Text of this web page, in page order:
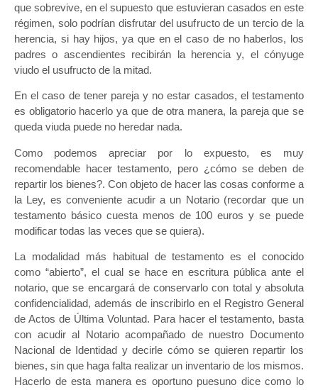
que sobrevive, en el supuesto que estuvieran casados en este
régimen, solo podrían disfrutar del usufructo de un tercio de la
herencia, si hay hijos, ya que en el caso de no haberlos, los
padres o ascendientes recibirán la herencia y, el cónyuge
viudo el usufructo de la mitad.
En el caso de tener pareja y no estar casados, el testamento
es obligatorio hacerlo ya que de otra manera, la pareja que se
queda viuda puede no heredar nada.
Como podemos apreciar por lo expuesto, es muy
recomendable hacer testamento, pero ¿cómo se deben de
repartir los bienes?. Con objeto de hacer las cosas conforme a
la Ley, es conveniente acudir a un Notario (recordar que un
testamento básico cuesta menos de 100 euros y se puede
modificar todas las veces que se quiera).
La modalidad más habitual de testamento es el conocido
como “abierto”, el cual se hace en escritura pública ante el
notario, que se encargará de conservarlo con total y absoluta
confidencialidad, además de inscribirlo en el Registro General
de Actos de Última Voluntad. Para hacer el testamento, basta
con acudir al Notario acompañado de nuestro Documento
Nacional de Identidad y decirle cómo se quieren repartir los
bienes, sin que haga falta realizar un inventario de los mismos.
Hacerlo de esta manera es oportuno puesuno dice como lo